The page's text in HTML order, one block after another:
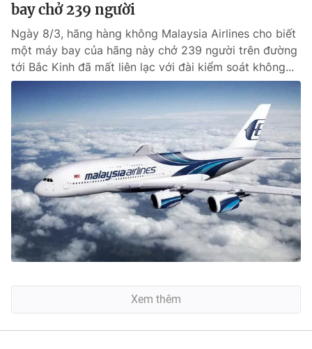
bay chở 239 người
Ngày 8/3, hãng hàng không Malaysia Airlines cho biết
một máy bay của hãng này chở 239 người trên đường
tới Bắc Kinh đã mất liên lạc với đài kiểm soát không...
Xem thêm